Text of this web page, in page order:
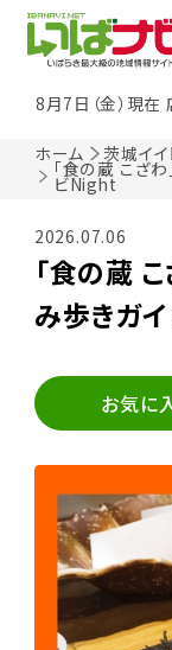
8月7日（金）現
ホーム 茨城イ
「食の蔵 こざ
ビNight
2026.07.06
「食の蔵
み歩きガ
お気に